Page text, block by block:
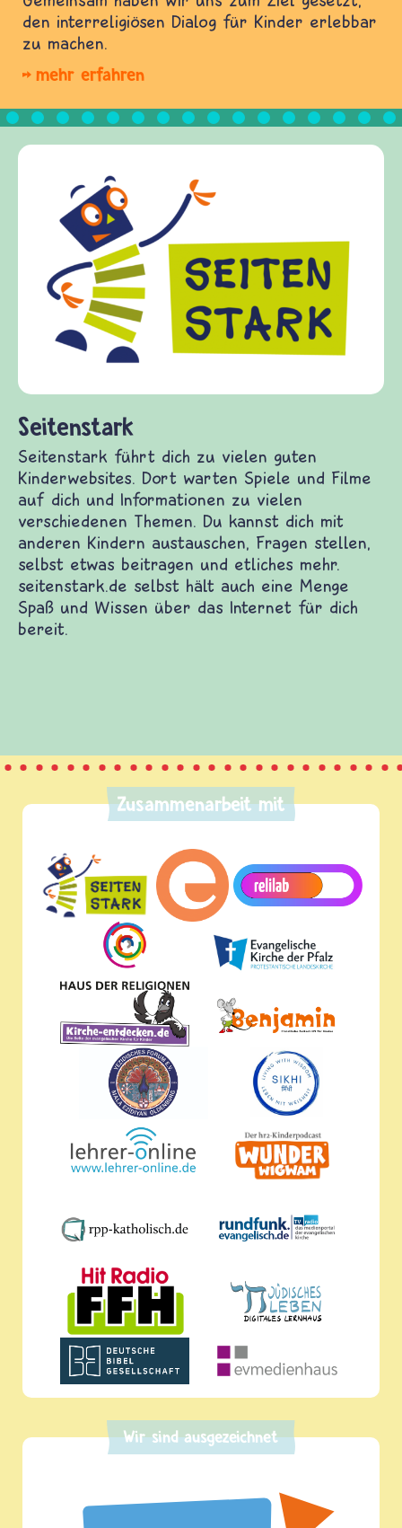
den interreligiösen Dialog für Kinder erlebbar
zu machen.
mehr erfahren
Frieden Fragen
frieden-fragen.de ist ein Internet-Angebot für
Kinder, Eltern und ErzieherInnen das zu
Fragen von Krieg und Frieden, Streit und
Gewalt informiert und einen Austausch zu
diesem Themenbereich ermöglicht. frieden-
fragen.de bietet Antworten auf wichtige
und Frieden, Streit und Gewalt.
Zusammenarbeit mit
Wir sind ausgezeichnet